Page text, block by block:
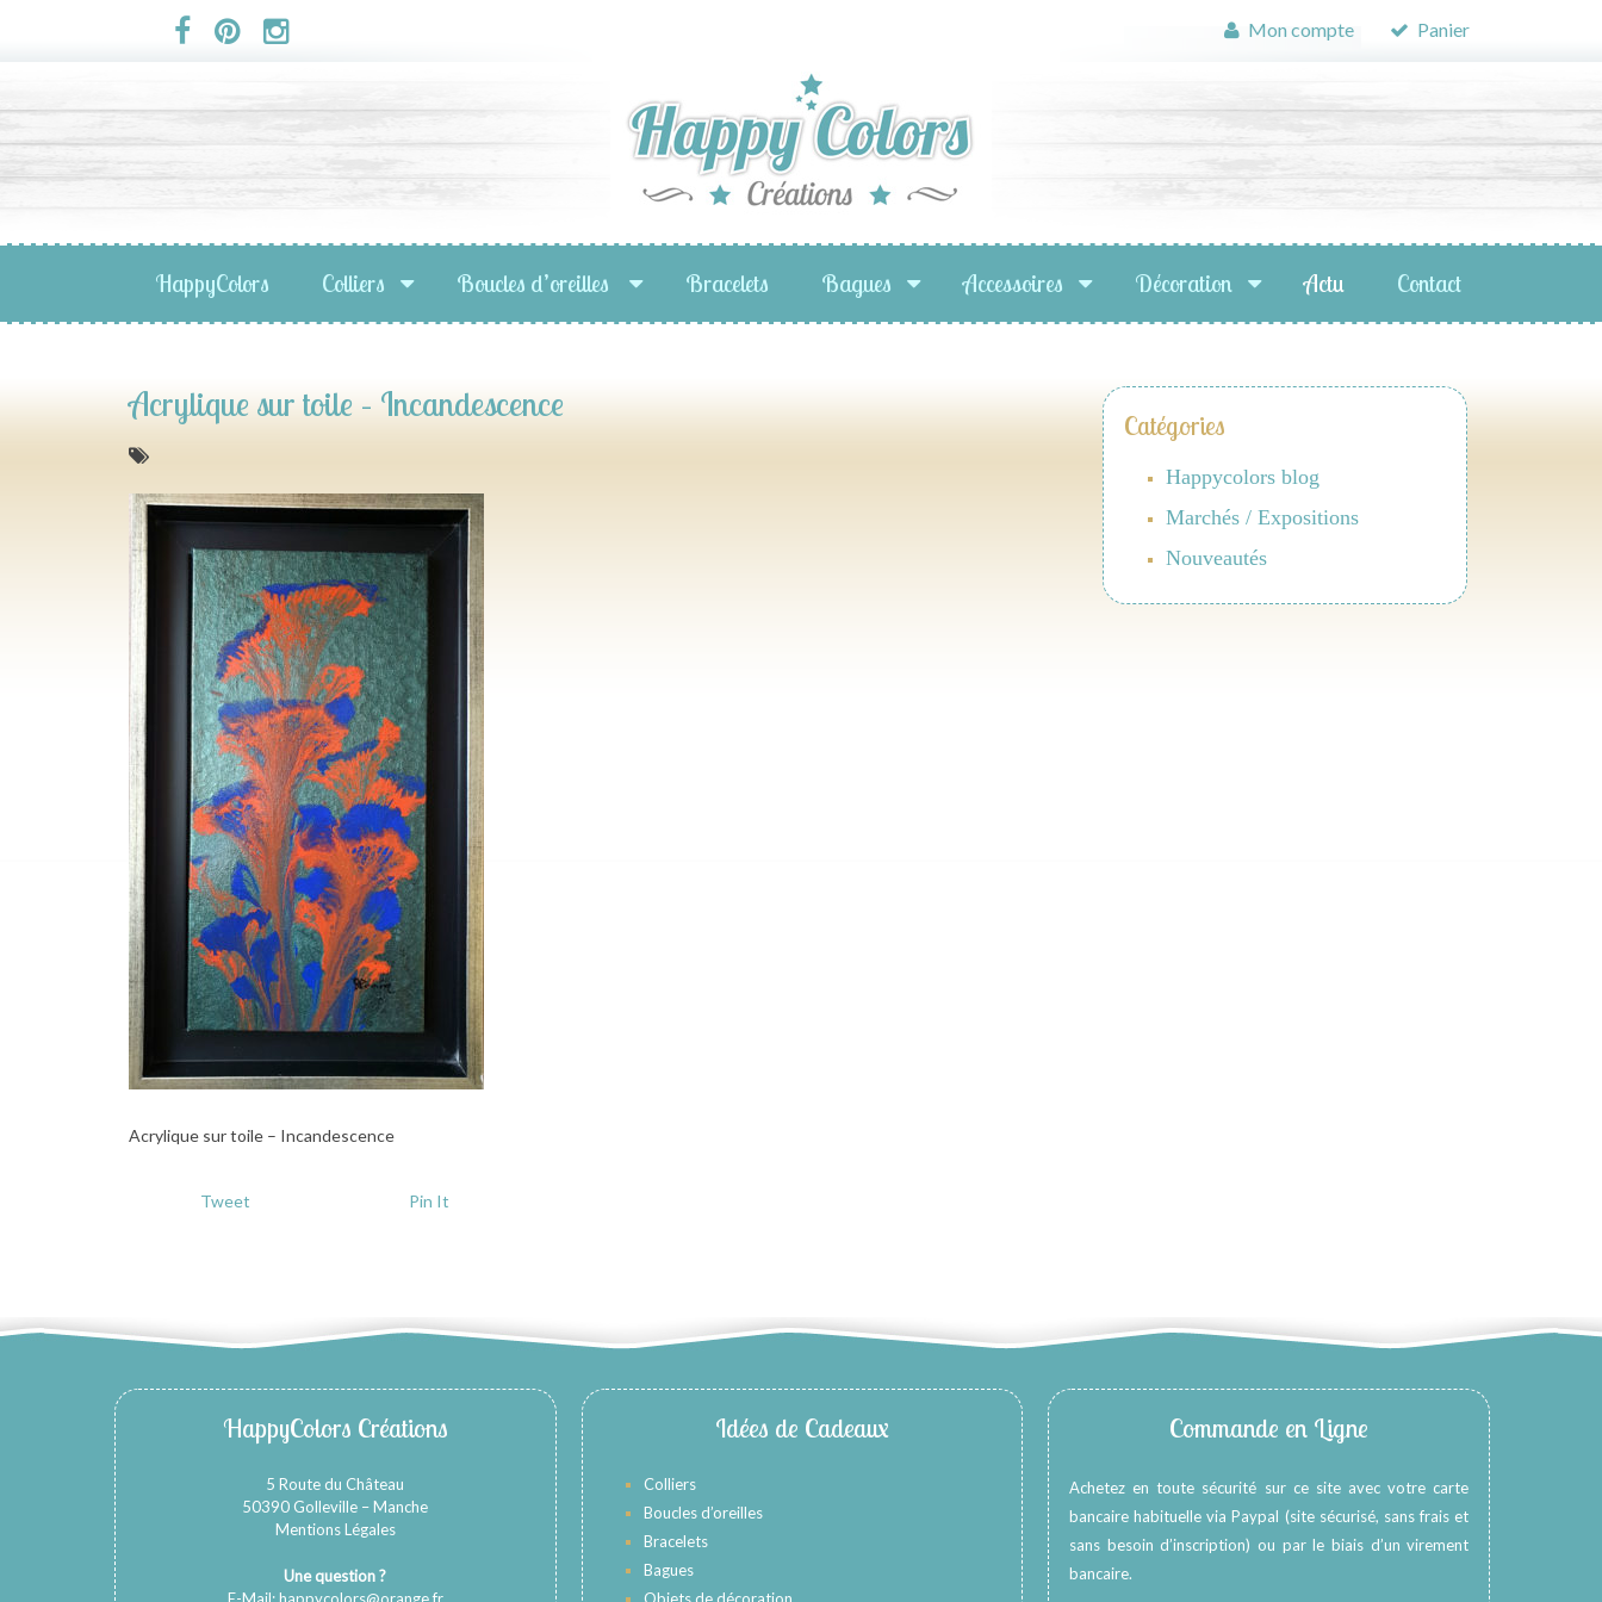
Mon compte Panier
HappyColors Colliers Boucles d’oreilles Bracelets Bagues Accessoires Décoration Actu Contact
Acrylique sur toile – Incandescence
Acrylique sur toile – Incandescence
Tweet Pin It
Catégories
Happycolors blog
Marchés / Expositions
Nouveautés
HappyColors Créations
5 Route du Château
50390 Golleville – Manche
Mentions Légales
Une question ?
Idées de Cadeaux
Colliers
Boucles d’oreilles
Bracelets
Bagues
Commande en Ligne
Achetez en toute sécurité sur ce site avec votre carte
bancaire habituelle via Paypal (site sécurisé, sans frais et
sans besoin d’inscription) ou par le biais d’un virement
bancaire.
Panneau de gestion des cookies